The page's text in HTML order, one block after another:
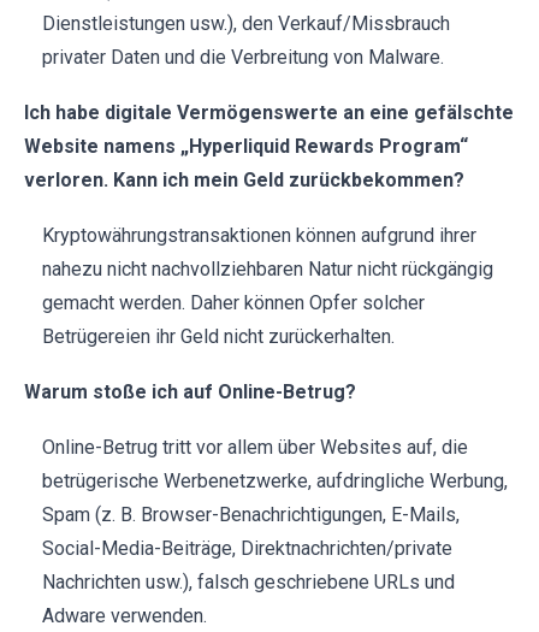
Dienstleistungen usw.), den Verkauf/Missbrauch
privater Daten und die Verbreitung von Malware.
Ich habe digitale Vermögenswerte an eine gefälschte
Website namens „Hyperliquid Rewards Program“
verloren. Kann ich mein Geld zurückbekommen?
Kryptowährungstransaktionen können aufgrund ihrer
nahezu nicht nachvollziehbaren Natur nicht rückgängig
gemacht werden. Daher können Opfer solcher
Betrügereien ihr Geld nicht zurückerhalten.
Warum stoße ich auf Online-Betrug?
Online-Betrug tritt vor allem über Websites auf, die
betrügerische Werbenetzwerke, aufdringliche Werbung,
Spam (z. B. Browser-Benachrichtigungen, E-Mails,
Social-Media-Beiträge, Direktnachrichten/private
Nachrichten usw.), falsch geschriebene URLs und
Adware verwenden.